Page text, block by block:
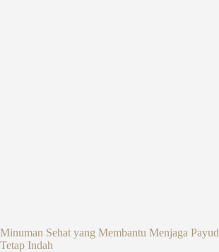
Minuman Sehat yang Membantu Menjaga
Tetap Indah